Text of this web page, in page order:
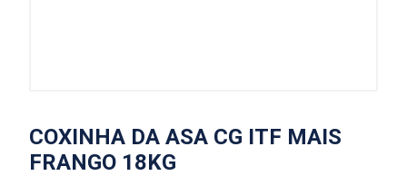
COXINHA DA ASA CG ITF MAIS
FRANGO 18KG